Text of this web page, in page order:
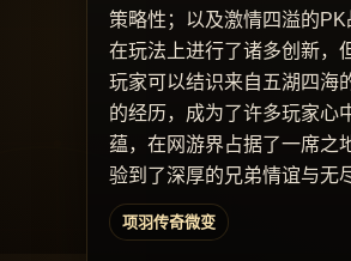
策略性；以及激情四溢的
在玩法上进行了诸多创新，
玩家可以结识来自五湖四海
的经历，成为了许多玩家心
蕴，在网游界占据了一席之
验到了深厚的兄弟情谊与无
项羽传奇微变